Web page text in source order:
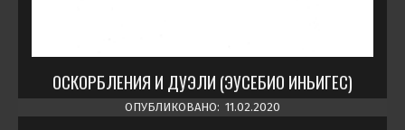
ОСКОРБЛЕНИЯ И ДУЭЛИ (ЭУСЕБИО ИНЬИГЕС)
ОПУБЛИКОВАНО: 11.02.2020